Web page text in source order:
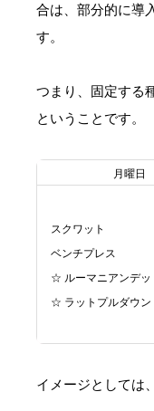
合は、部分的に導
す。
つまり、固定する
ということです。
月曜日
スクワット
ベンチプレス
☆ ルーマニアンデ
☆ ラットプルダウ
イメージとしては